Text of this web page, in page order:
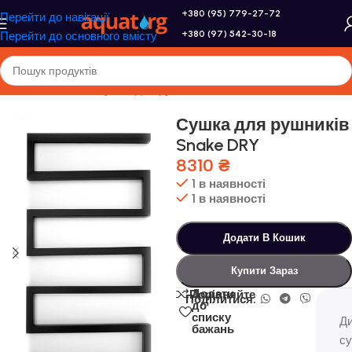
Перейти до навігації
Перейти до основного вмісту
+380 (95) 779-27-72
+380 (97) 542-30-18
Головна/Genesis/Сушка для рушників
Сушка для рушників
Snake DRY
8310 ₴
1 в наявності
1 в наявності
Додати В Кошик
Купити Зараз
Порівняйте
Додати
до
списку
бажань
Поділитися: